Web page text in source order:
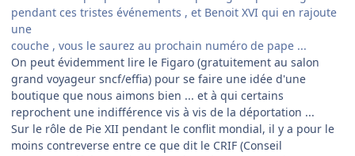
pendant ces tristes événements , et Benoit XVI qui en rajoute
une
couche , vous le saurez au prochain numéro de pape ...
On peut évidemment lire le Figaro (gratuitement au salon
grand voyageur sncf/effia) pour se faire une idée d'une
boutique que nous aimons bien ... et à qui certains
reprochent une indifférence vis à vis de la déportation ...
Sur le rôle de Pie XII pendant le conflit mondial, il y a pour le
moins contreverse entre ce que dit le CRIF (Conseil